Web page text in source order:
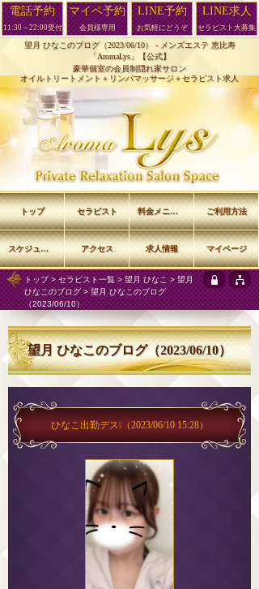
望月 ひなこのブログ（2023/06/10） - メンズエステ 恵比寿
「AromaLys」【公式】
豪華個室の会員制隠れ家サロン
オイルトリートメント＋リンパマッサージ＋セラピスト求人
トップ> セラピスト一覧 >望月 ひなこ > 望月
ひなこのブログ > 望月 ひなこのブログ
（2023/06/10）
望月 ひなこのブログ（2023/06/10）
ひなこ出勤デス❕（2023/06/10 15:28）
トップ セラピスト 料金メニュー ご利用方法
スケジュール アクセス 求人情報 マイページ
電話予約
11:30～22:00受付
マイペ予約
会員様専用
LINE予約
お気軽にどうぞ
LINE求人
セラピスト大募集